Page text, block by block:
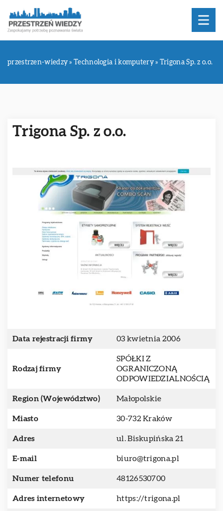
przestrzen-wiedzy »Technologia i komputery» Trigona Sp. z o.o.
Trigona Sp. z o.o.
Data rejestracji firmy 03 kwietnia 2006
Rodzaj firmy
SPÓŁKI Z
OGRANICZONĄ
ODPOWIEDZIALNOŚCIĄ
Region (Województwo) Małopolskie
Miasto 30-732 Kraków
Adres ul. Biskupińska 21
E-mail biuro@trigona.pl
Numer telefonu 48126530700
Adres internetowy https://trigona.pl